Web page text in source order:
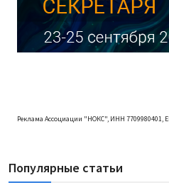
Реклама Ассоциации "НОКС", ИНН 7709980401,
Популярные статьи